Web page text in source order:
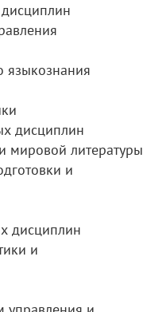
языкознания
дисциплин
мировой литературы
и
дисциплин
и